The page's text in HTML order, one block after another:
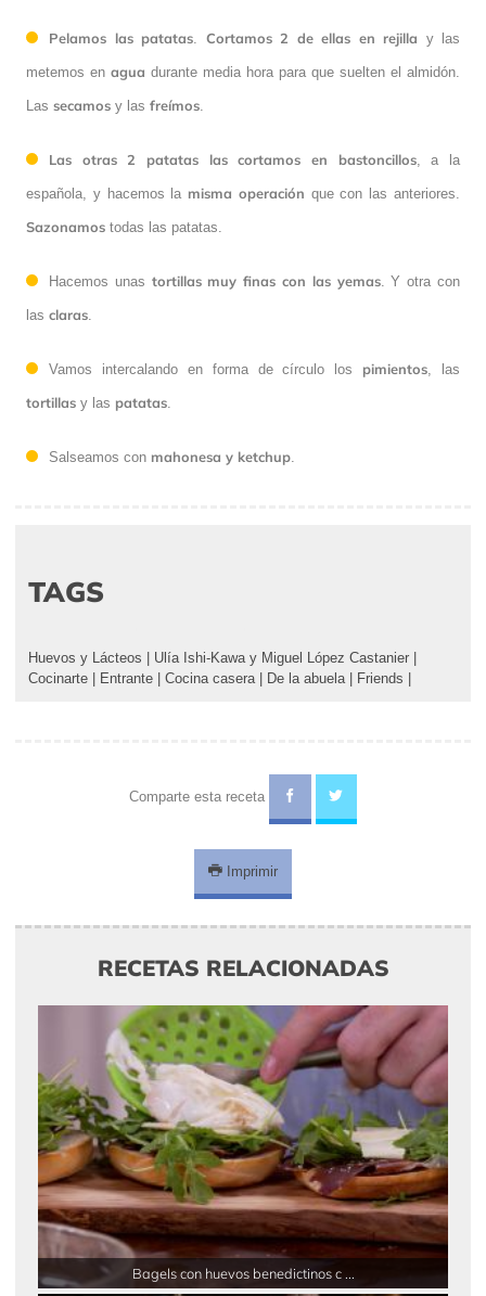
Pelamos las patatas Cortamos 2 de ellas en rejilla y las
metemos en agua durante media hora para que suelten el almidón.
Las secamos y las freímos
Las otras 2 patatas las cortamos en bastoncillos, a la
española, y hacemos la misma operación que con las anteriores.
Sazonamos todas las patatas.
Hacemos unas tortillas muy finas con las yemas. Y otra con
las claras
Vamos intercalando en forma de círculo los pimientos , las
tortillas y las patatas
Salseamos con mahonesa y ketchup
TAGS
Huevos y Lácteos Ulía Ishi-Kawa y Miguel López Castanier
Cocinarte
Entrante Cocina casera De la abuela Friends
Comparte esta receta
Imprimir
RECETAS RELACIONADAS
Bagels con huevos benedictinos c ...